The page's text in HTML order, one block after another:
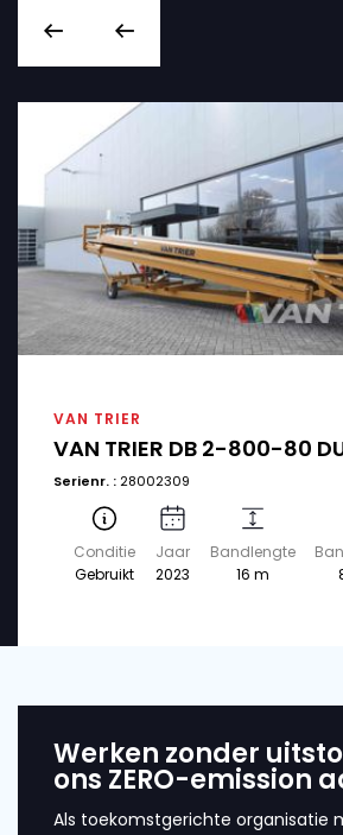
VAN TRIER
VAN TRIER DB 2-800-80
Serienr. : 28002309
Conditie
Gebruikt
Jaar
2023
Bandlengte
16 m
Werken zonder
ons ZERO-emission
Als toekomstgerichte organisatie